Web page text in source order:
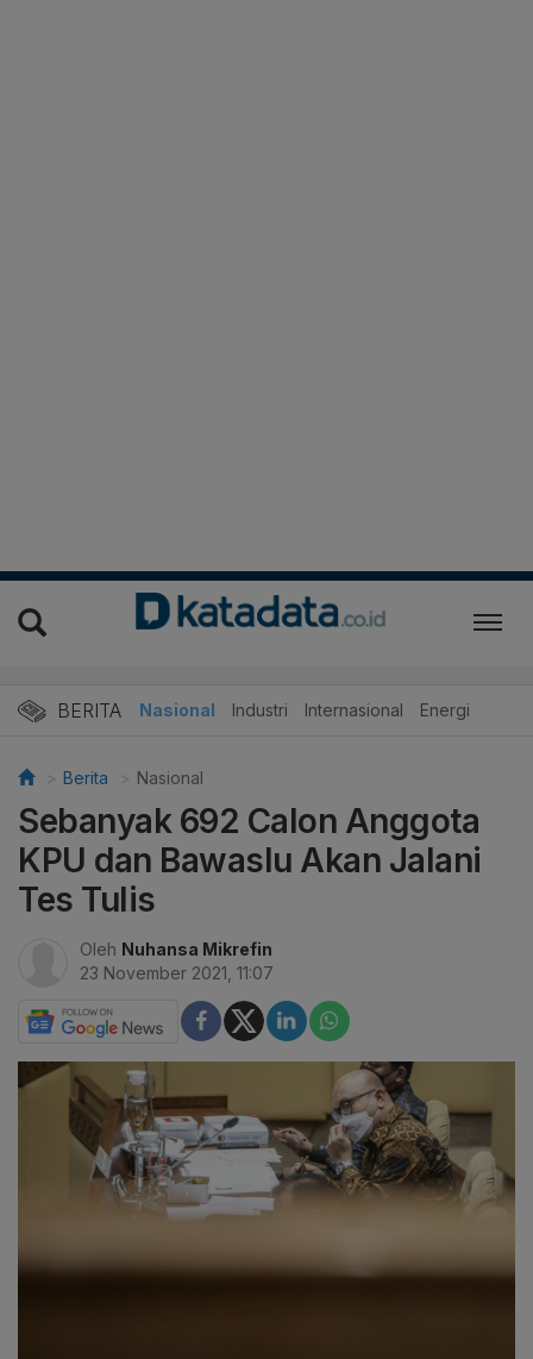
BERITA Nasional Industri Internasional Energi
Berita Nasional
Sebanyak 692 Calon Anggota
KPU dan Bawaslu Akan Jalani
Tes Tulis
Oleh Nuhansa Mikrefin
23 November 2021, 11:07